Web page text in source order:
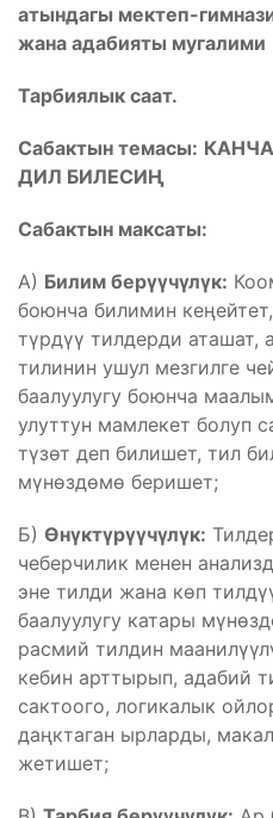
атындагы мектеп-
жана адабияты мугалими
Тарбиялык саат.
Сабактын темасы:
ДИЛ БИЛЕСИҢ
Сабактын максаты:
А) Билим берүүчүлүк:
боюнча билимин
түрдүү тилдерди аташат,
тилинин ушул мезгилге
баалуулугу боюнча
улуттун мамлекет болуп
түзөт деп билишет, тил
мүнөздөмө беришет;
Б) Өнүктүрүүчүлүк:
чеберчилик менен
эне тилди жана көп
баалуулугу катары
расмий тилдин
кебин арттырып, адабий
сактоого, логикалык
даңктаган ырларды,
жетишет;